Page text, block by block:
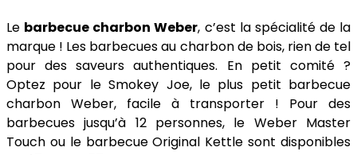
Le barbecue charbon Weber, c’est la spécialité de la
marque ! Les barbecues au charbon de bois, rien de tel
pour des saveurs authentiques. En petit comité ?
Optez pour le Smokey Joe, le plus petit barbecue
charbon Weber, facile à transporter ! Pour des
barbecues jusqu’à 12 personnes, le Weber Master
Touch ou le barbecue Original Kettle sont disponibles